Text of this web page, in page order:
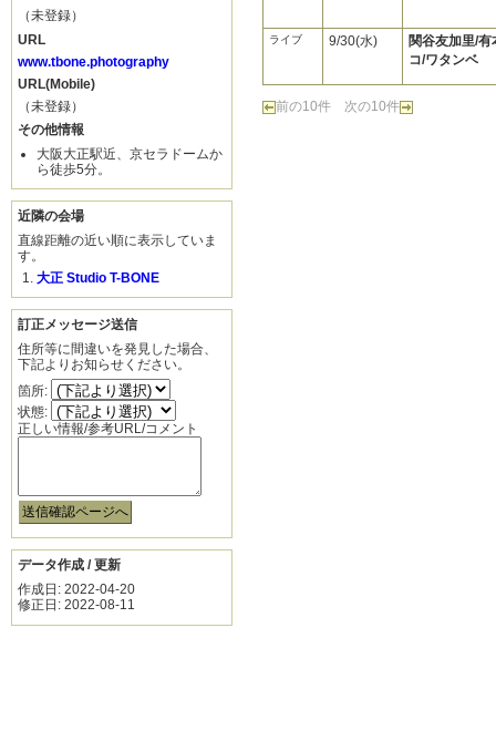
（未登録）
URL
www.tbone.photography
URL(Mobile)
（未登録）
その他情報
大阪大正駅近、京セラドームか
ら徒歩5分。
近隣の会場
直線距離の近い順に表示していま
す。
大正 Studio T-BONE
訂正メッセージ送信
住所等に間違いを発見した場合、
下記よりお知らせください。
箇所:
状態:
正しい情報/参考URL/コメント
データ作成 / 更新
作成日: 2022-04-20
修正日: 2022-08-11
ライブ 9/30(水)
関谷友加里/
コ/ワタンベ
前の10件 次の10件